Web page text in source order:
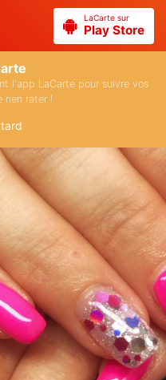
LaCarte sur
Play Store
l'app LaCarte pour suivre vos
rien rater !